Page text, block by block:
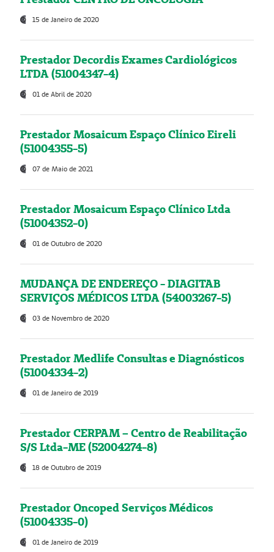
15 de Janeiro de 2020
Prestador Decordis Exames Cardiológicos
LTDA (51004347-4)
01 de Abril de 2020
Prestador Mosaicum Espaço Clínico Eireli
(51004355-5)
07 de Maio de 2021
Prestador Mosaicum Espaço Clínico Ltda
(51004352-0)
01 de Outubro de 2020
MUDANÇA DE ENDEREÇO - DIAGITAB
SERVIÇOS MÉDICOS LTDA (54003267-5)
03 de Novembro de 2020
Prestador Medlife Consultas e Diagnósticos
(51004334-2)
01 de Janeiro de 2019
Prestador CERPAM – Centro de Reabilitação
S/S Ltda-ME (52004274-8)
18 de Outubro de 2019
Prestador Oncoped Serviços Médicos
(51004335-0)
01 de Janeiro de 2019